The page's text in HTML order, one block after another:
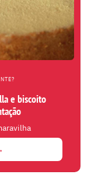
e biscoito